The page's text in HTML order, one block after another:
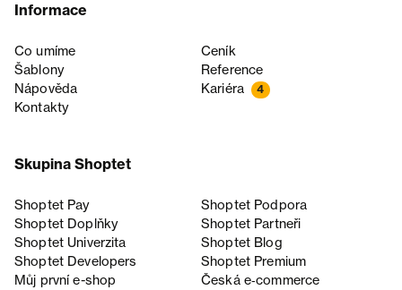
Informace
Co umíme
Ceník
Šablony
Reference
Nápověda
Kariéra 4
Kontakty
Skupina Shoptet
Shoptet Pay
Shoptet Podpora
Shoptet Doplňky
Shoptet Partneři
Shoptet Univerzita
Shoptet Blog
Shoptet Developers
Shoptet Premium
Můj první e-shop
Česká e‑commerce